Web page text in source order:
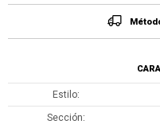
Estilo
Sección